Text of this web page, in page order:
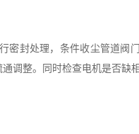
封处理，条件收尘管道阀
调整。同时检查电机是否缺相